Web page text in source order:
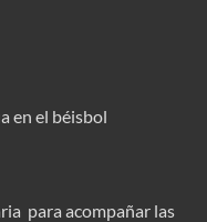
en el béisbol
para acompañar las